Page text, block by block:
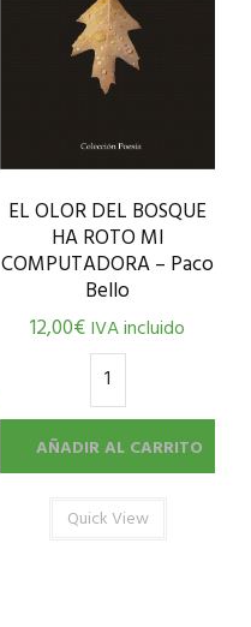
EL OLOR DEL BOSQUE
HA ROTO MI
COMPUTADORA – Paco
Bello
12,00€IVA incluido
AÑADIR AL CARRITO
Quick View